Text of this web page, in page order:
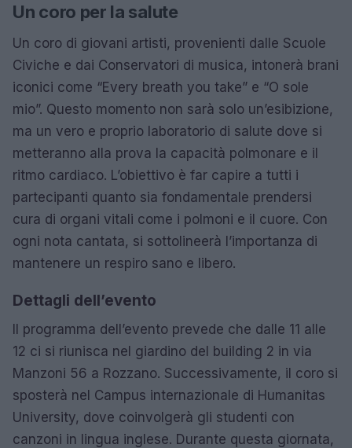
Un coro per la salute
Un coro di giovani artisti, provenienti dalle Scuole
Civiche e dai Conservatori di musica, intonerà brani
iconici come “Every breath you take” e “O sole
mio”. Questo momento non sarà solo un’esibizione,
ma un vero e proprio laboratorio di salute dove si
metteranno alla prova la capacità polmonare e il
ritmo cardiaco. L’obiettivo è far capire a tutti i
partecipanti quanto sia fondamentale prendersi
cura di organi vitali come i polmoni e il cuore. Con
ogni nota cantata, si sottolineerà l’importanza di
mantenere un respiro sano e libero.
Dettagli dell’evento
Il programma dell’evento prevede che dalle 11 alle
12 ci si riunisca nel giardino del building 2 in via
Manzoni 56 a Rozzano. Successivamente, il coro si
sposterà nel Campus internazionale di Humanitas
University, dove coinvolgerà gli studenti con
canzoni in lingua inglese. Durante questa giornata,